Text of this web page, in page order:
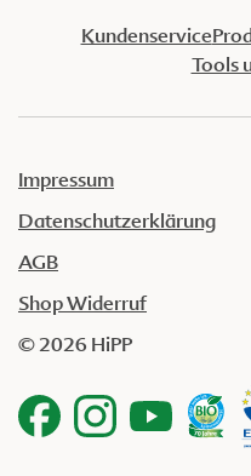
Kundenservice
Tools
Impressum
Datenschutzerklärung
AGB
Shop Widerruf
© 2026 HiPP